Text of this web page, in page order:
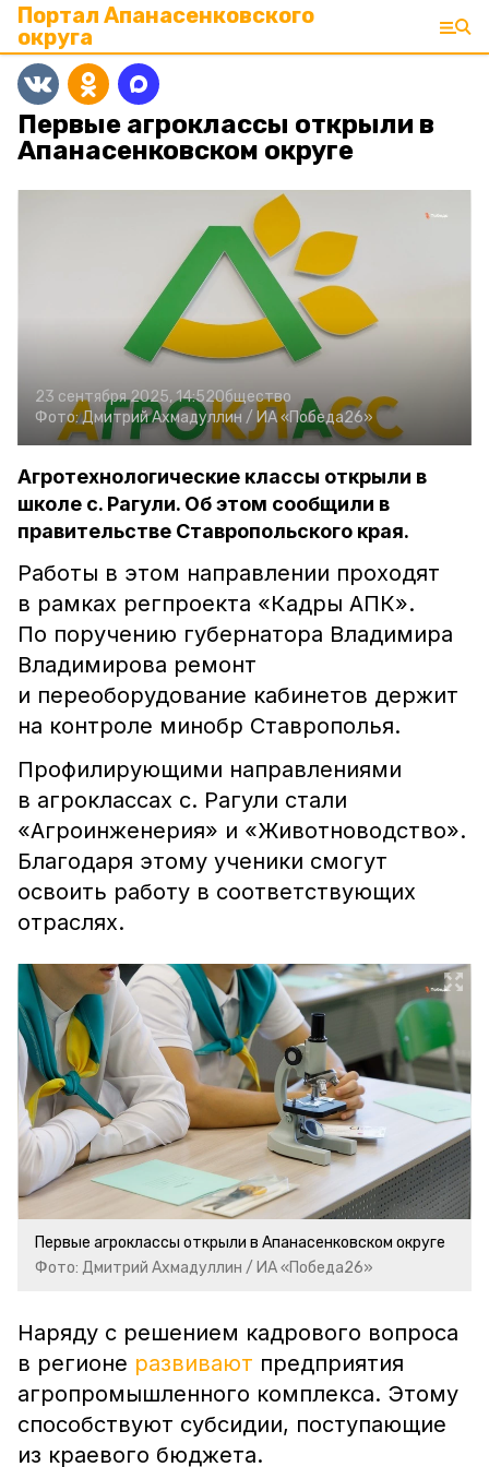
Портал Апанасенковского
округа
Первые агроклассы открыли в
Апанасенковском округе
23 сентября 2025, 14:52Общество
Фото:Дмитрий Ахмадуллин / ИА «Победа26»
Агротехнологические классы открыли в
школе с. Рагули. Об этом сообщили в
правительстве Ставропольского края.
Работы в этом направлении проходят
в рамках регпроекта «Кадры АПК».
По поручению губернатора Владимира
Владимирова ремонт
и переоборудование кабинетов держит
на контроле минобр Ставрополья.
Профилирующими направлениями
в агроклассах с. Рагули стали
«Агроинженерия» и «Животноводство».
Благодаря этому ученики смогут
освоить работу в соответствующих
отраслях.
Первые агроклассы открыли в Апанасенковском округе
Фото: Дмитрий Ахмадуллин / ИА «Победа26»
Наряду с решением кадрового вопроса
в регионе развивают предприятия
агропромышленного комплекса. Этому
способствуют субсидии, поступающие
из краевого бюджета.